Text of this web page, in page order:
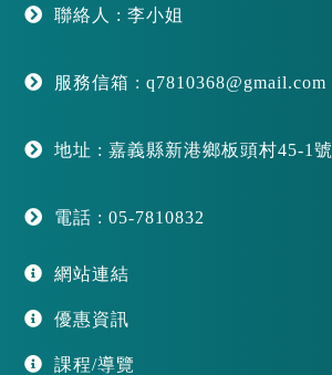
聯絡人 : 李小姐
服務信箱 : q7810368@gmail.com
地址 : 嘉義縣新港鄉板頭村45-1號
電話 : 05-7810832
網站連結
優惠資訊
課程/導覽